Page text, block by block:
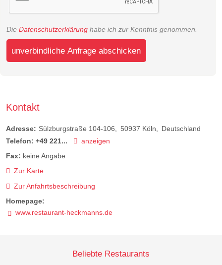
Die Datenschutzerklärung habe ich zur Kenntnis genommen.
unverbindliche Anfrage abschicken
Kontakt
Adresse: Sülzburgstraße 104-106 50937 Köln
Deutschland
Telefon: +49 221...
anzeigen
Fax: keine Angabe
Zur Karte
Zur Anfahrtsbeschreibung
Homepage:
www.restaurant-heckmanns.de
Beliebte Restaurants